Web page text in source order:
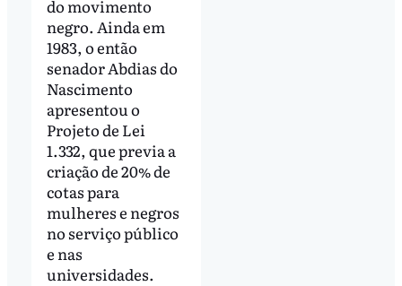
do movimento
negro. Ainda em
1983, o então
senador Abdias do
Nascimento
apresentou o
Projeto de Lei
1.332, que previa a
criação de 20% de
cotas para
mulheres e negros
no serviço público
e nas
universidades.